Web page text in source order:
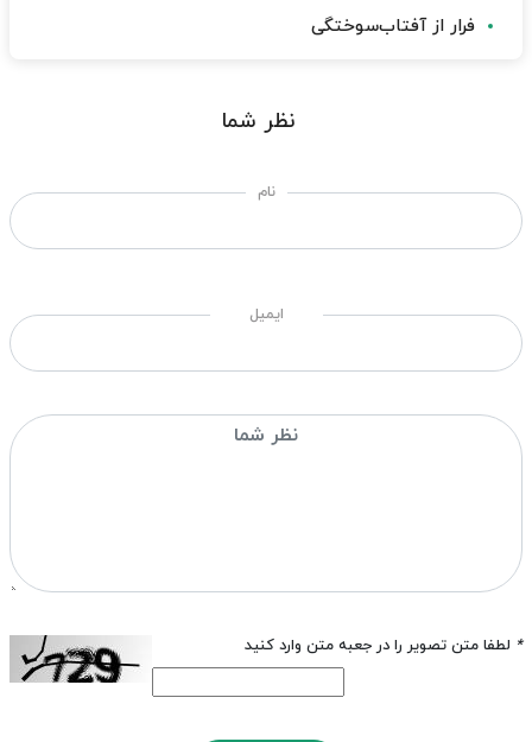
فرار از آفتاب‌سوختگی
نظر شما
نام
ایمیل
* لطفا متن تصویر را در جعبه متن وارد کنید